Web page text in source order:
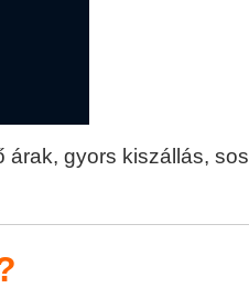
gyors kiszállás, sos